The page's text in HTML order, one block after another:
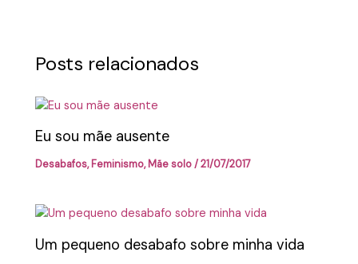
Posts relacionados
Eu sou mãe ausente
Desabafos,Feminismo,Mãe solo/21/07/2017
Um pequeno desabafo sobre minha vida